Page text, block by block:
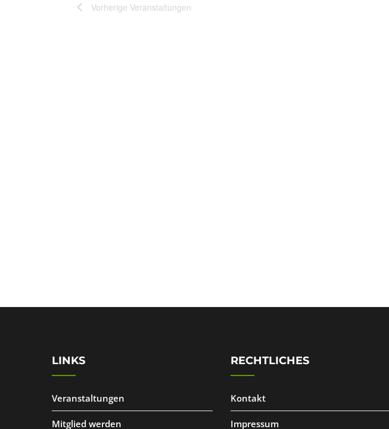
Vorherige Veranstaltungen
LINKS
Veranstaltungen
Mitglied werden
RECHTLICHES
Kontakt
Impressum